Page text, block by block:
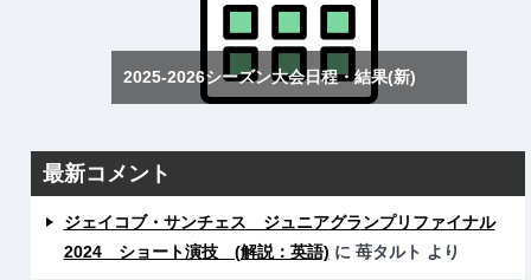
2025-2026シーズン大会日程・結果(新)
最新コメント
ジェイコブ・サンチェス ジュニアグランプリファイナル
2024 ショート演技 (解説：英語) に 苺タルト より